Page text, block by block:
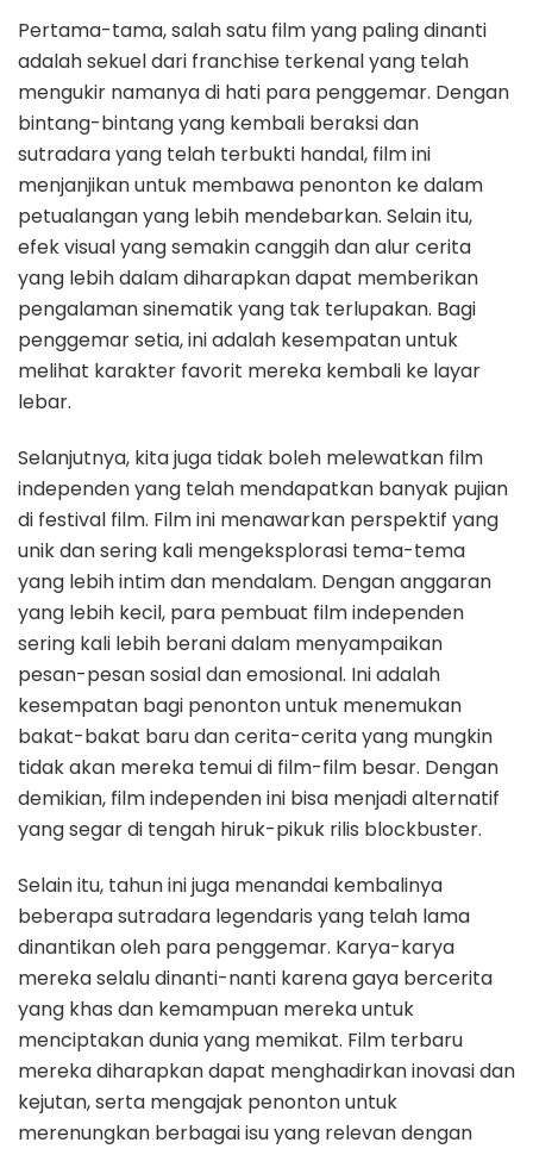
Pertama-tama, salah satu film yang paling dinanti
adalah sekuel dari franchise terkenal yang telah
mengukir namanya di hati para penggemar. Dengan
bintang-bintang yang kembali beraksi dan
sutradara yang telah terbukti handal, film ini
menjanjikan untuk membawa penonton ke dalam
petualangan yang lebih mendebarkan. Selain itu,
efek visual yang semakin canggih dan alur cerita
yang lebih dalam diharapkan dapat memberikan
pengalaman sinematik yang tak terlupakan. Bagi
penggemar setia, ini adalah kesempatan untuk
melihat karakter favorit mereka kembali ke layar
lebar.
Selanjutnya, kita juga tidak boleh melewatkan film
independen yang telah mendapatkan banyak pujian
di festival film. Film ini menawarkan perspektif yang
unik dan sering kali mengeksplorasi tema-tema
yang lebih intim dan mendalam. Dengan anggaran
yang lebih kecil, para pembuat film independen
sering kali lebih berani dalam menyampaikan
pesan-pesan sosial dan emosional. Ini adalah
kesempatan bagi penonton untuk menemukan
bakat-bakat baru dan cerita-cerita yang mungkin
tidak akan mereka temui di film-film besar. Dengan
demikian, film independen ini bisa menjadi alternatif
yang segar di tengah hiruk-pikuk rilis blockbuster.
Selain itu, tahun ini juga menandai kembalinya
beberapa sutradara legendaris yang telah lama
dinantikan oleh para penggemar. Karya-karya
mereka selalu dinanti-nanti karena gaya bercerita
yang khas dan kemampuan mereka untuk
menciptakan dunia yang memikat. Film terbaru
mereka diharapkan dapat menghadirkan inovasi dan
kejutan, serta mengajak penonton untuk
merenungkan berbagai isu yang relevan dengan